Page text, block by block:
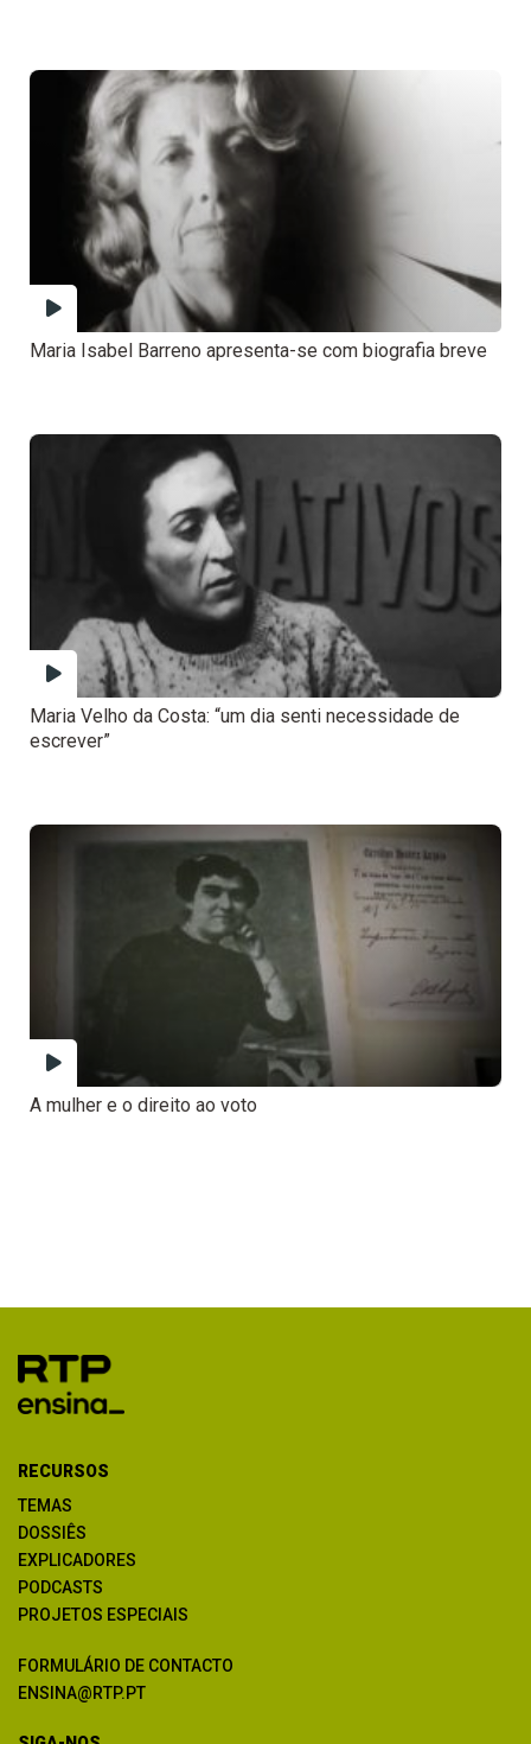
Maria Isabel Barreno apresenta-se com biografia breve
Maria Velho da Costa: “um dia senti necessidade de
escrever”
A mulher e o direito ao voto
RECURSOS
TEMAS
DOSSIÊS
EXPLICADORES
PODCASTS
PROJETOS ESPECIAIS
FORMULÁRIO DE CONTACTO
ENSINA@RTP.PT